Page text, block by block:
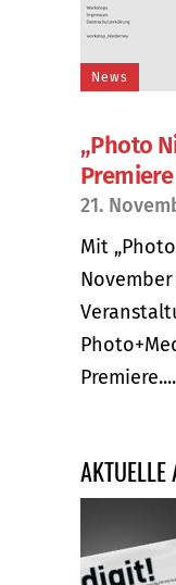
News
„Photo
Premiere
21.
Mit
Premiere....
AKTUELLE